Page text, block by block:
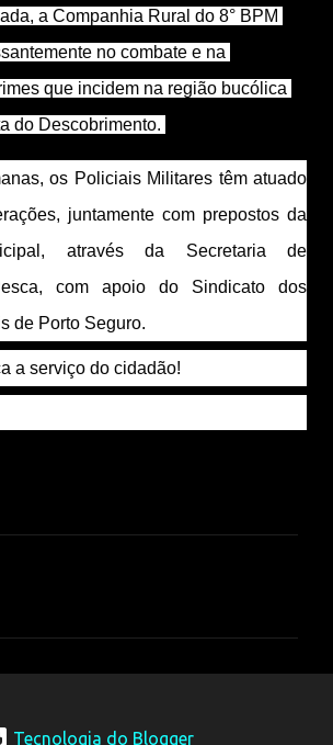
a Companhia Rural do 8° BPM
no combate e na
que incidem na região bucólica
do Descobrimento.
os Policiais Militares têm atuado
juntamente com prepostos da
através da Secretaria de
com apoio do Sindicato dos
de Porto Seguro.
a serviço do cidadão!
Tecnologia do Blogger